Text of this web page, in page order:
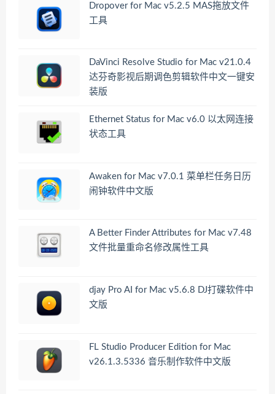
Dropover for Mac v5.2.5 MAS拖放文件
工具
DaVinci Resolve Studio for Mac v21.0.4
达芬奇影视后期调色剪辑软件中文一键安
装版
Ethernet Status for Mac v6.0 以太网连接
状态工具
Awaken for Mac v7.0.1 菜单栏任务日历
闹钟软件中文版
A Better Finder Attributes for Mac v7.48
文件批量重命名修改属性工具
djay Pro AI for Mac v5.6.8 DJ打碟软件中
文版
FL Studio Producer Edition for Mac
v26.1.3.5336 音乐制作软件中文版